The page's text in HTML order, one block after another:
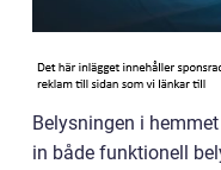
Belysningen i
in både funktionell